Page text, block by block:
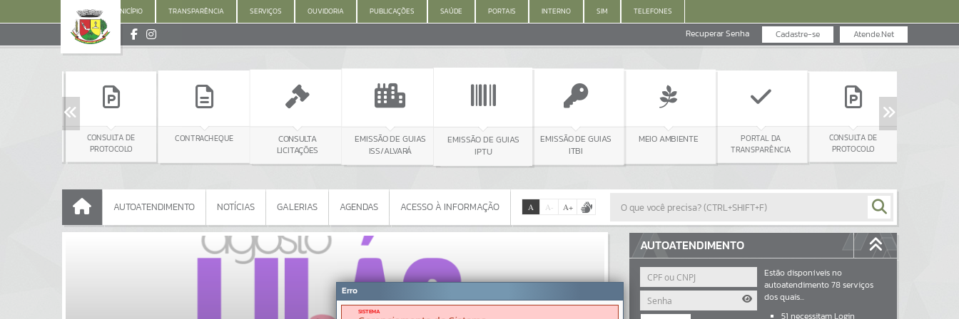
MUNICÍPIO TRANSPARÊNCIA SERVIÇOS OUVIDORIA PUBLICAÇÕES SAÚDE PORTAIS INTERNO SIM TELEFONES
Atende.Net
Cadastre-se
Recuperar Senha
CONTRACHEQUE CONSULTA
EMISSÃO DE GUIAS
ISS/ALVARÁ
EMISSÃO DE GUIAS
EMISSÃO DE GUIAS
MEIO AMBIENTE
PORTAL DA
TRANSPARÊNCIA
CONSULTA DE
PROTOCOLO
CONTRACHEQUE
Por favor, aguarde...
AUTOATENDIMENTO NOTÍCIAS
NOTÍCIAS
GALERIAS
GALERIAS
AGENDAS
AGENDAS
ACESSO À INFORMAÇÃO A A- A+
AUTOATENDIMENTO
Estão disponíveis no
autoatendimento78serviços
dos quais...
51 necessitam Login
Erro
SISTEMA